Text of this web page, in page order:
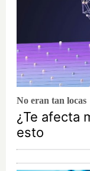
No eran tan locas
¿Te afecta
esto